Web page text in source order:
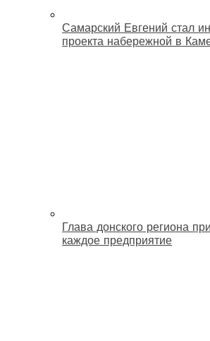
Самарский Евгений стал
проекта набережной в
Глава донского региона
каждое предприятие